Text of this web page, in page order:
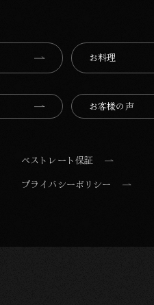
お料理
お客様の声
ベストレート保証
プライバシーポリシー